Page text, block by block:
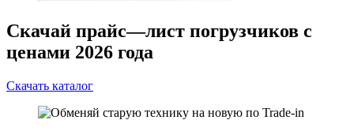
Скачай прайс—лист погрузчиков с
ценами 2026 года
Скачать каталог